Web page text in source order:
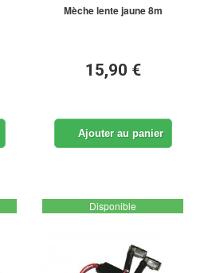
Mèche lente jaune 8m
15,90 €
Ajouter au panier
Disponible